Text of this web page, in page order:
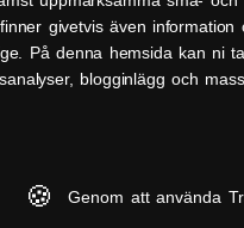
givetvis även information
På denna hemsida kan ni
blogginlägg och
🍪 Genom att använda